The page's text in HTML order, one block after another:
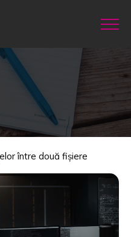
între două fișiere